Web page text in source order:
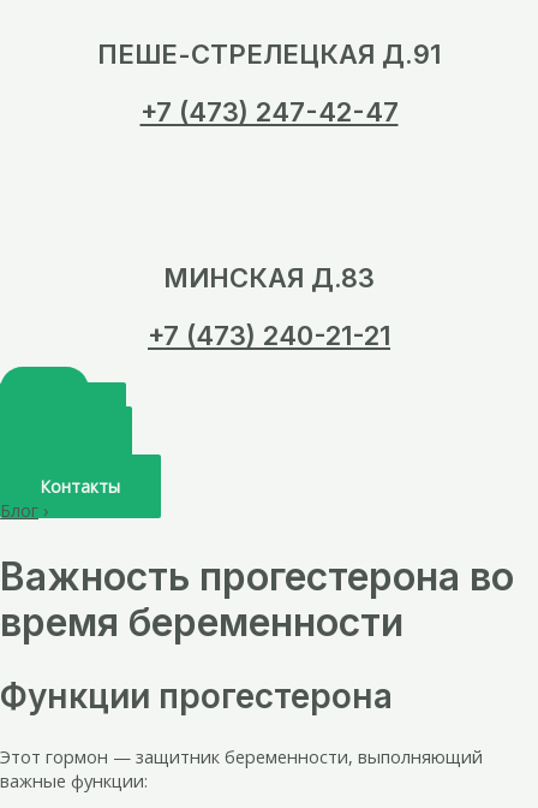
ПЕШЕ-СТРЕЛЕЦКАЯ Д.91
+7 (473) 247-42-47
МИНСКАЯ Д.83
+7 (473) 240-21-21
Контакты
Блог ›
Важность прогестерона во
время беременности
Функции прогестерона
Этот гормон — защитник беременности, выполняющий
важные функции: